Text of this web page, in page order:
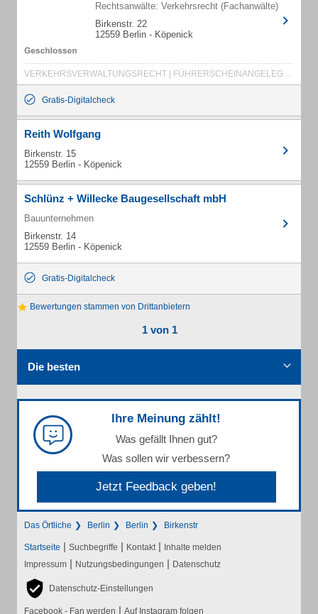
Rechtsanwälte: Verkehrsrecht (Fachanwälte)
Birkenstr. 22
12559 Berlin - Köpenick
VERKEHRSVERWALTUNGSRECHT | FÜHRERSCHEINANGELEGENHEITEN
Gratis-Digitalcheck
Reith Wolfgang
Birkenstr. 15
12559 Berlin - Köpenick
Schlünz + Willecke Baugesellschaft mbH
Bauunternehmen
Birkenstr. 14
12559 Berlin - Köpenick
Gratis-Digitalcheck
Bewertungen stammen von Drittanbietern
1 von 1
Die besten
Ihre Meinung zählt!
Was gefällt Ihnen gut?
Was sollen wir verbessern?
Jetzt Feedback geben!
Das Örtliche Berlin Berlin Birkenstr
Startseite | Suchbegriffe | Kontakt | Inhalte melden
Impressum | Nutzungsbedingungen | Datenschutz
Datenschutz-Einstellungen
Facebook - Fan werden | Auf Instagram folgen